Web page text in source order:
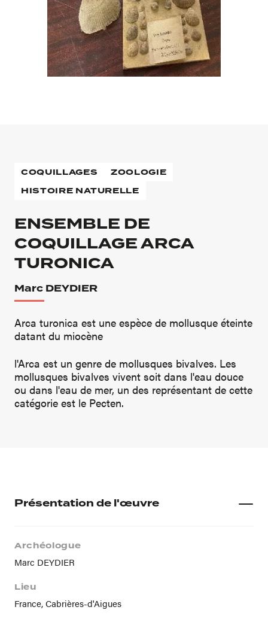
COQUILLAGES
ZOOLOGIE
HISTOIRE NATURELLE
ENSEMBLE DE
COQUILLAGE ARCA
TURONICA
Marc DEYDIER
Arca turonica est une espèce de mollusque éteinte
datant du miocène
l'Arca est un genre de mollusques bivalves. Les
mollusques bivalves vivent soit dans l'eau douce
ou dans l'eau de mer, un des représentant de cette
catégorie est le Pecten.
Présentation de l'œuvre
Archéologue
Marc DEYDIER
Lieu
France, Cabrières-d'Aigues